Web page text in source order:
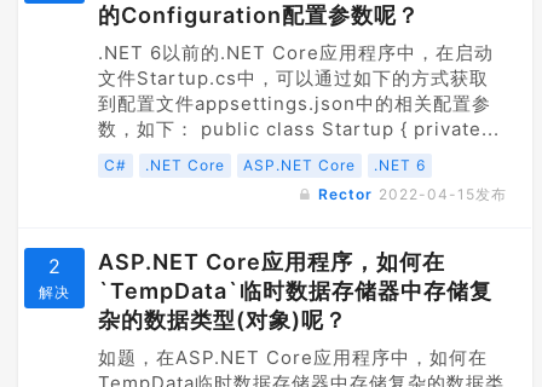
的Configuration配置参数呢？
.NET 6以前的.NET Core应用程序中，在启动
文件Startup.cs中，可以通过如下的方式获取
到配置文件appsettings.json中的相关配置参
数，如下： public class Startup { private...
C# .NET Core ASP.NET Core
.NET 6
Rector 2022-04-15发布
2
解决
ASP.NET Core应用程序，如何在
`TempData`临时数据存储器中存储复
杂的数据类型(对象)呢？
如题，在ASP.NET Core应用程序中，如何在